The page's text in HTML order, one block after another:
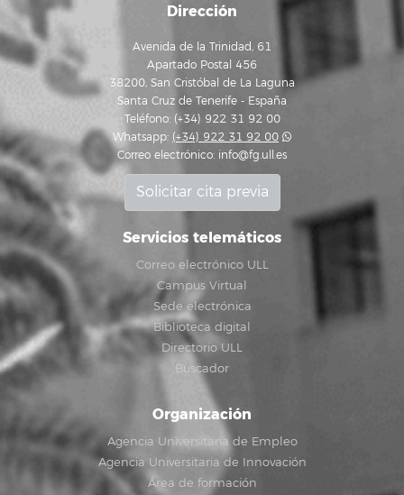
Dirección
Avenida de la Trinidad, 61
Apartado Postal 456
38200, San Cristóbal de La Laguna
Santa Cruz de Tenerife - España
Teléfono: (+34) 922 31 92 00
Whatsapp: (+34) 922 31 92 00
Correo electrónico: info@fg.ull.es
Solicitar cita previa
Servicios telemáticos
Correo electrónico ULL
Campus Virtual
Sede electrónica
Biblioteca digital
Directorio ULL
Buscador
Organización
Agencia Universitaria de Empleo
Agencia Universitaria de Innovación
Área de formación